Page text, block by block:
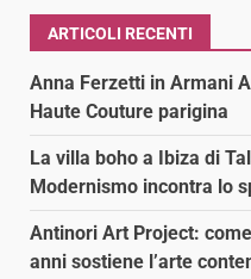
ARTICOLI RECENTI
Anna Ferzetti in Armani
Haute Couture parigina
La villa boho a Ibiza di
Modernismo incontra lo
Antinori Art Project:
anni sostiene l’arte